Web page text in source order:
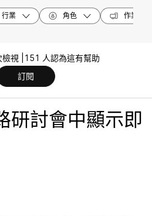
行業 角色 作業系統
視 |
151 人認為這有幫助
訂閱
研討會中顯示即